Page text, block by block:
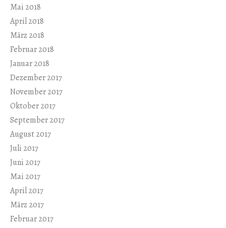
Mai 2018
April 2018
März 2018
Februar 2018
Januar 2018
Dezember 2017
November 2017
Oktober 2017
September 2017
August 2017
Juli 2017
Juni 2017
Mai 2017
April 2017
März 2017
Februar 2017